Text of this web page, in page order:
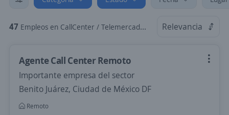
47 Empleos en CallCenter / Telemercadeo en Soledad de Graciano Sánchez, San Luis Potosí Relevancia
Agente Call Center Remoto
Importante empresa del sector
Benito Juárez, Ciudad de México DF
Remoto